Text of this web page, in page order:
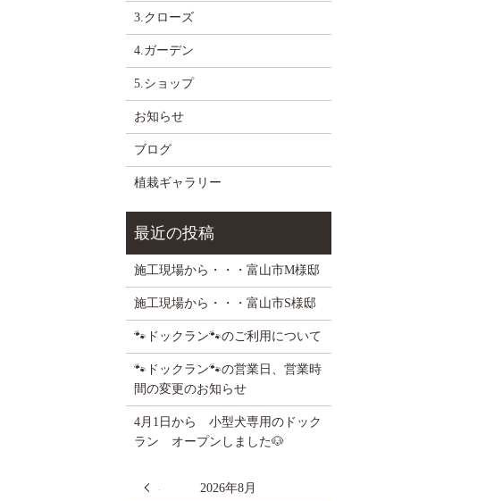
3.クローズ
4.ガーデン
5.ショップ
お知らせ
ブログ
植栽ギャラリー
施工現場から・・・富山市M様邸
施工現場から・・・富山市S様邸
🐾ドックラン🐾のご利用について
🐾ドックラン🐾の営業日、営業時
間の変更のお知らせ
4月1日から 小型犬専用のドック
ラン オープンしました🐶
2026年8月